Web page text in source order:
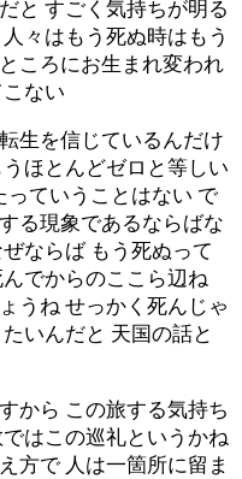
と すごく気持ちが明る
々はもう死ぬ時はもう
ころにお生まれ変われ
ない
生を信じているんだけ
ほとんどゼロと等しい
っていうことはない で
る現象であるならばな
ならば もう死ぬって
でからのここら辺ね
うね せっかく死んじゃ
いんだと 天国の話と
から この旅する気持ち
はこの巡礼というかね
方で 人は一箇所に留ま